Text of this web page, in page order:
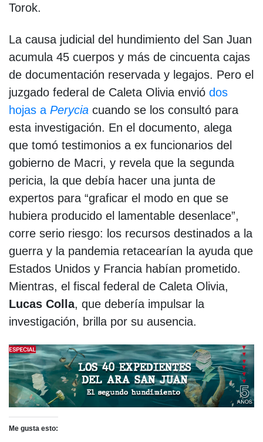
Torok.
La causa judicial del hundimiento del San Juan
acumula 45 cuerpos y más de cincuenta cajas
de documentación reservada y legajos. Pero el
juzgado federal de Caleta Olivia envió dos
hojas a Perycia cuando se los consultó para
esta investigación. En el documento, alega
que tomó testimonios a ex funcionarios del
gobierno de Macri, y revela que la segunda
pericia, la que debía hacer una junta de
expertos para “graficar el modo en que se
hubiera producido el lamentable desenlace”,
corre serio riesgo: los recursos destinados a la
guerra y la pandemia retacearían la ayuda que
Estados Unidos y Francia habían prometido.
Mientras, el fiscal federal de Caleta Olivia,
Lucas Colla, que debería impulsar la
investigación, brilla por su ausencia.
Me gusta esto: